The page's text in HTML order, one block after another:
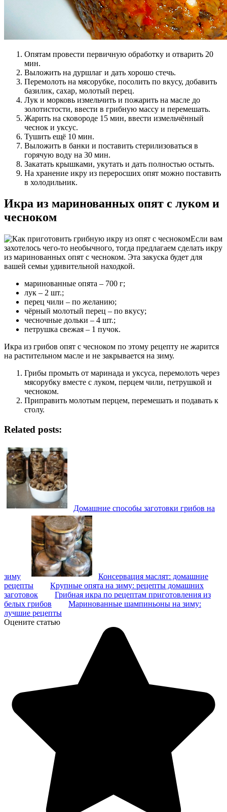
Опятам провести первичную обработку и отварить 20
мин.
Выложить на дуршлаг и дать хорошо стечь.
Перемолоть на мясорубке, посолить по вкусу, добавить
базилик, сахар, молотый перец.
Лук и морковь измельчить и пожарить на масле до
золотистости, ввести в грибную массу и перемешать.
Жарить на сковороде 15 мин, ввести измельчённый
чеснок и уксус.
Тушить ещё 10 мин.
Выложить в банки и поставить стерилизоваться в
горячую воду на 30 мин.
Закатать крышками, укутать и дать полностью остыть.
На хранение икру из переросших опят можно поставить
в холодильник.
Икра из маринованных опят с луком и
чесноком
Если вам
захотелось чего-то необычного, тогда предлагаем сделать икру
из маринованных опят с чесноком. Эта закуска будет для
вашей семьи удивительной находкой.
маринованные опята – 700 г;
лук – 2 шт.;
перец чили – по желанию;
чёрный молотый перец – по вкусу;
чесночные дольки – 4 шт.;
петрушка свежая – 1 пучок.
Икра из грибов опят с чесноком по этому рецепту не жарится
на растительном масле и не закрывается на зиму.
Грибы промыть от маринада и уксуса, перемолоть через
мясорубку вместе с луком, перцем чили, петрушкой и
чесноком.
Приправить молотым перцем, перемешать и подавать к
столу.
Related posts:
Домашние способы заготовки грибов на
зиму
Консервация маслят: домашние
рецепты
Крупные опята на зиму: рецепты домашних
заготовок
Грибная икра по рецептам приготовления из
белых грибов
Маринованные шампиньоны на зиму:
лучшие рецепты
Оцените статью